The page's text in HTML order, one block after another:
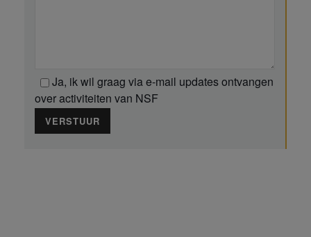
Ja, ik wil graag via e-mail updates ontvangen
over activiteiten van NSF